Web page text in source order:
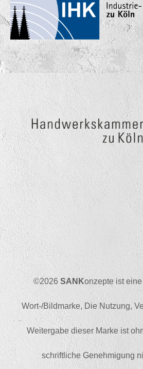
©2026 SANKonzepte ist
Wort-/Bildmarke, Die Nutzung,
Weitergabe dieser Marke ist
schriftliche Genehmigung